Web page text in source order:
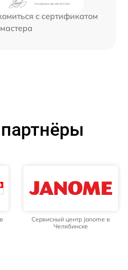
с сертификатом
мастера
Сервисный центр Janome в
Челябинске